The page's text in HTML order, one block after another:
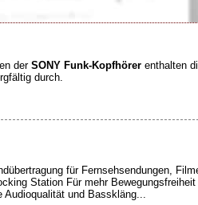
derSONY Funk-Kopfhörer enthalten
durch.
für Fernsehsendungen,
Station Für mehr
und Basskläng...